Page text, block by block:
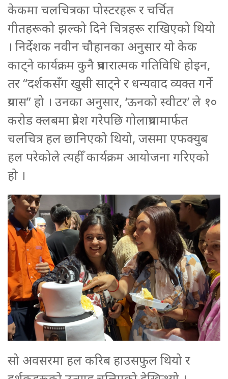
केकमा चलचित्रका पोस्टरहरू र चर्चित
गीतहरूको झल्को दिने चित्रहरू राखिएको थियो
। निर्देशक नवीन चौहानका अनुसार यो केक
काट्ने कार्यक्रम कुनै प्रचारात्मक गतिविधि होइन,
तर “दर्शकसँग खुसी साट्ने र धन्यवाद व्यक्त गर्ने
प्रयास” हो । उनका अनुसार, ‘ऊनको स्वीटर’ ले १०
करोड क्लबमा प्रवेश गरेपछि गोलाप्रथामार्फत
चलचित्र हल छानिएको थियो, जसमा एफक्युब
हल परेकोले त्यहीँ कार्यक्रम आयोजना गरिएको
हो ।
सो अवसरमा हल करिब हाउसफुल थियो र